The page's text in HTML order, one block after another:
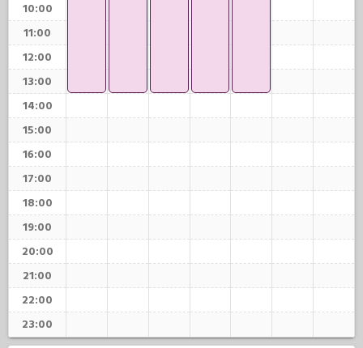
10:00
11:00
12:00
13:00
14:00
15:00
16:00
17:00
18:00
19:00
20:00
21:00
22:00
23:00